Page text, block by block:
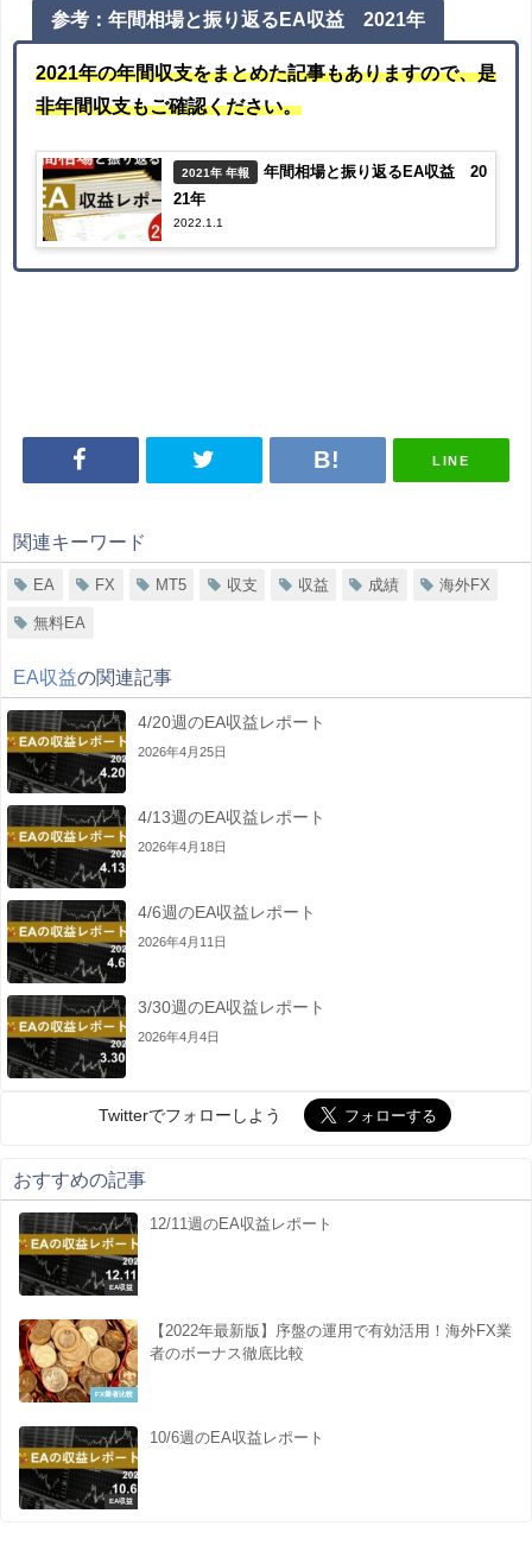
参考：年間相場と振り返るEA収益 2021年
2021年の年間収支をまとめた記事もありますので、是
非年間収支もご確認ください。
2021年 年報
年間相場と振り返るEA収益 20
21年
2022.1.1
LINE
関連キーワード
EA FX MT5 収支 収益 成績 海外FX
無料EA
EA収益の関連記事
4/20週のEA収益レポート
2026年4月25日
4/13週のEA収益レポート
2026年4月18日
4/6週のEA収益レポート
2026年4月11日
3/30週のEA収益レポート
2026年4月4日
Twitterでフォローしよう
おすすめの記事
EA収益
12/11週のEA収益レポート
FX業者比較
【2022年最新版】序盤の運用で有効活用！海外FX業
者のボーナス徹底比較
EA収益
10/6週のEA収益レポート